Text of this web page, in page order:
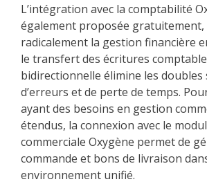
L’intégration avec la comptabilité
également proposée
radicalement la gestion financière
le transfert des écritures
bidirectionnelle élimine les doubles
d’erreurs et de perte de temps.
ayant des besoins en gestion
étendus, la connexion avec le
commerciale Oxygène permet de
commande et bons de livraison
environnement unifié.